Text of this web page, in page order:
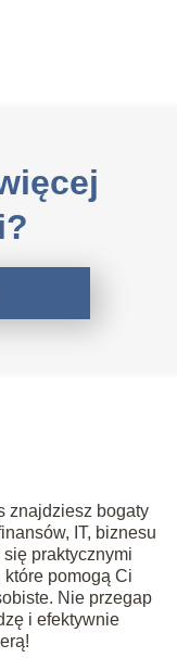
znajdziesz bogaty
IT, biznesu
praktycznymi
pomogą Ci
Nie przegap
i efektywnie